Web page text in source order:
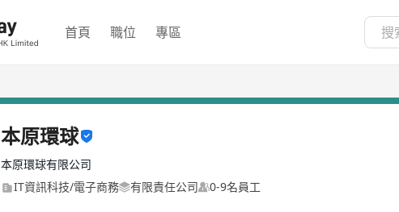
首頁 職位 專區
本原環球
本原環球有限公司
IT資訊科技/電子商務
有限責任公司 0-9名員工